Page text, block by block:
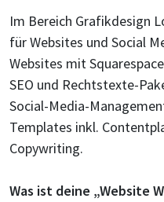
Im Bereich Grafikdesign
für Websites und Social
Websites mit
SEO und Rechtstexte-
Social-Media-
Templates inkl.
Copywriting.
Was ist deine „Website